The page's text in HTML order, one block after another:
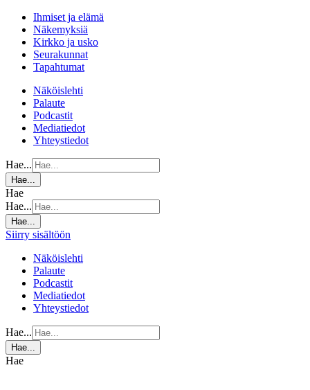
Ihmiset ja elämä
Näkemyksiä
Kirkko ja usko
Seurakunnat
Tapahtumat
Näköislehti
Palaute
Podcastit
Mediatiedot
Yhteystiedot
Hae...
Hae...
Hae
Hae...
Hae...
Siirry sisältöön
Näköislehti
Palaute
Podcastit
Mediatiedot
Yhteystiedot
Hae...
Hae...
Hae